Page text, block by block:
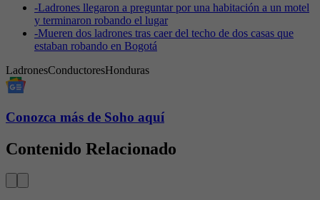
-Ladrones llegaron a preguntar por una habitación a un motel
y terminaron robando el lugar
-Mueren dos ladrones tras caer del techo de dos casas que
estaban robando en Bogotá
LadronesConductoresHonduras
Conozca más de Soho aquí
Contenido Relacionado